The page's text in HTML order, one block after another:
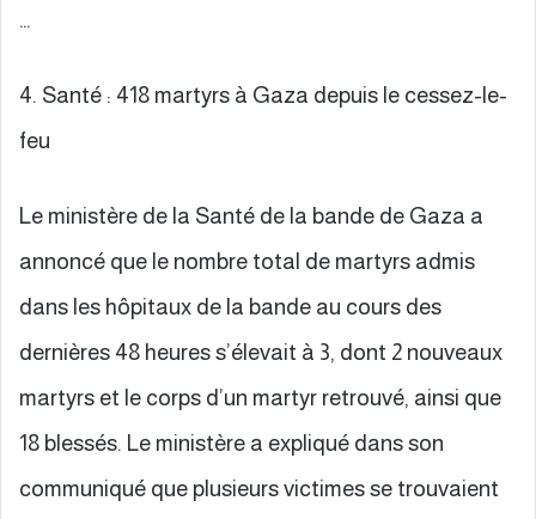
…
4. Santé : 418 martyrs à Gaza depuis le cessez-le-
feu
Le ministère de la Santé de la bande de Gaza a
annoncé que le nombre total de martyrs admis
dans les hôpitaux de la bande au cours des
dernières 48 heures s’élevait à 3, dont 2 nouveaux
martyrs et le corps d’un martyr retrouvé, ainsi que
18 blessés. Le ministère a expliqué dans son
communiqué que plusieurs victimes se trouvaient